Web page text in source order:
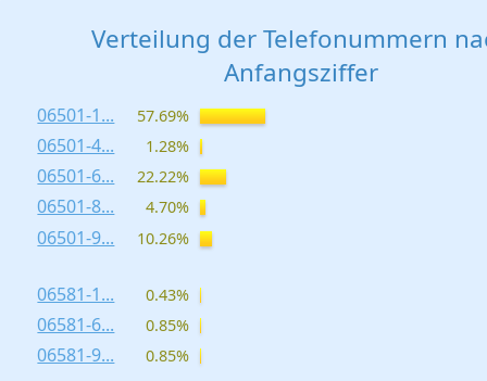
Verteilung der Telefonummern
Anfangsziffer
06501-1... 57.69%
06501-4... 1.28%
06501-6... 22.22%
06501-8... 4.70%
06501-9... 10.26%
06581-1... 0.43%
06581-6... 0.85%
06581-9... 0.85%